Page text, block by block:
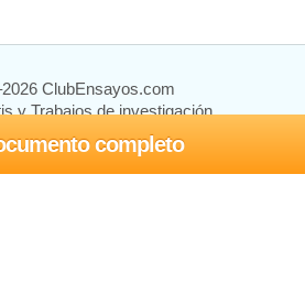
completo
ClubEnsayos.com
y Trabajos de investigación